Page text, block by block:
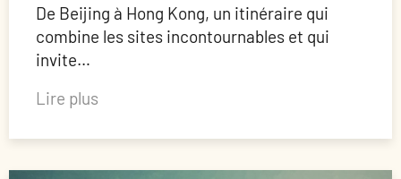
De Beijing à Hong Kong, un itinéraire qui
combine les sites incontournables et qui
invite…
Lire plus